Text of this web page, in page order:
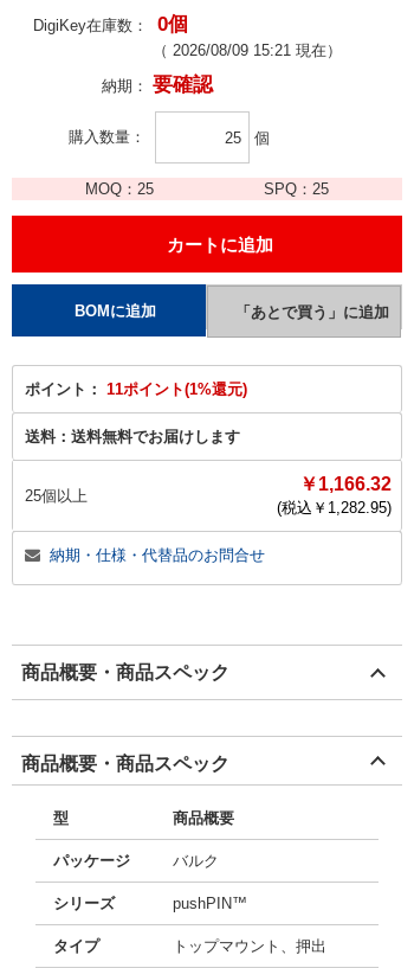
DigiKey在庫数： 0個
（ 2026/08/09 15:21 現在）
納期： 要確認
購入数量 個
MOQ： 25 SPQ：25
ポイント： 11ポイント(1%還元)
送料： 送料無料でお届けします
25個以上
￥1,166.32
(税込￥ 1,282.95)
納期・仕様・代替品のお問合せ
商品概要・商品スペック
商品概要・商品スペック
型 商品概要
パッケージ バルク
シリーズ pushPIN™
タイプ トップマウント、押出